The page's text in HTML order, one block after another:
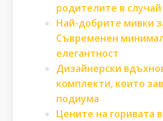
родителите в
Най-добрите мивки
Съвременен
елегантност
Дизайнерски
комплекти, които
подиума
Цените на горивата